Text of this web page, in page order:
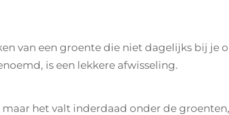
van een groente die niet dagelijks bij je
is een lekkere afwisseling.
het valt inderdaad onder de groenten,